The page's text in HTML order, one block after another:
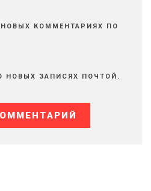
КОММЕНТАРИЯХ ПО
НОВЫХ ЗАПИСЯХ ПОЧТОЙ.